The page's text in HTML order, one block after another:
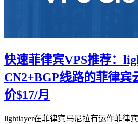
快速菲律宾VPS推荐：
CN2+BGP线路的菲律宾
价$17/月
lightlayer在菲律宾马尼拉有运作菲律